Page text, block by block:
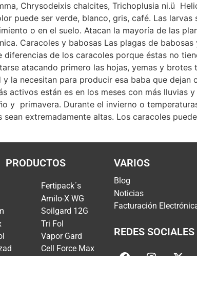
Chrysodeixis chalcites, Trichoplusia ni.ü
puede ser verde, blanco, gris, café. Las
o en el suelo. Atacan la mayoría de las
Caracoles y babosas Las plagas de
de los caracoles porque éstas no
atacando primero las hojas, yemas y
la necesitan para producir esa baba que
activos están es en los meses con más lluvias
y primavera. Durante el invierno o
extremadamente altas. Los caracoles
PRODUCTOS
Fertipack´s
Amilo-X WG
Soilgard 12G
Tri Fol
Vapor Gard
Cell Force Max
VARIOS
Blog
Noticias
Facturación
REDES SOCIALES